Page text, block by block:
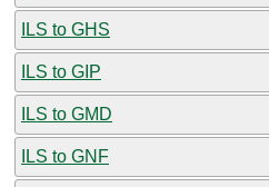
ILS to GHS
ILS to GIP
ILS to GMD
ILS to GNF